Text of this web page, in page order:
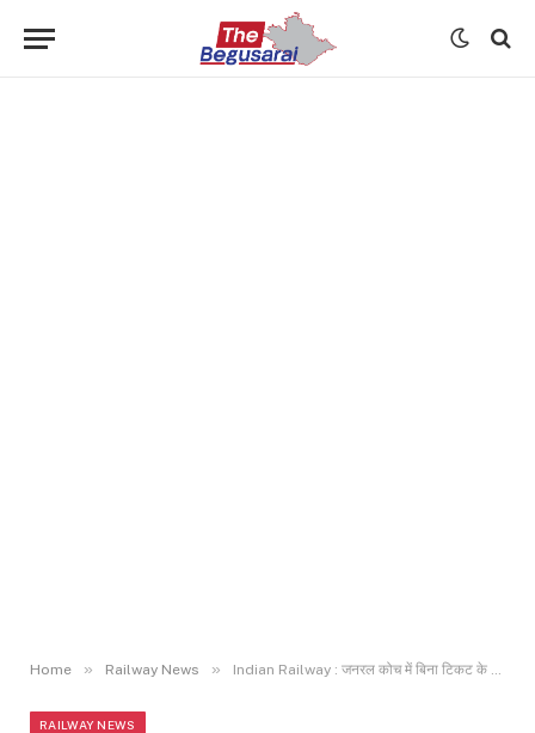
Home » Railway News » Indian Railway : जनरल कोच में बिना टिकट के चढ़ गए तो कितना देना होगा जुर्माना? जानें- नया नियम..
RAILWAY NEWS